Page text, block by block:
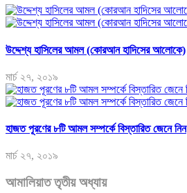
উদ্দেশ্য হাসিলের আমল (কোরআন হাদিসের আলোকে)
মার্চ ২৭, ২০১৯
হাজত পূরণের ৮টি আমল সম্পর্কে বিস্তারিত জেনে নিন
মার্চ ২৭, ২০১৯
আমালিয়াত তৃতীয় অধ্যায়